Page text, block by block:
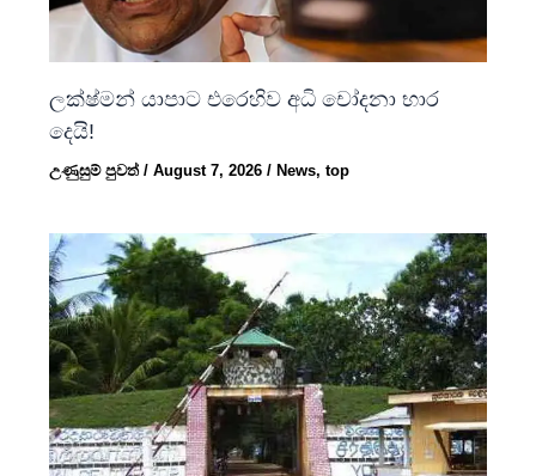
ලක්ෂ්මන් යාපාට එරෙහිව අධි චෝදනා භාර
දෙයි!
උණුසුම් පුවත්/August 7, 2026/ News,top